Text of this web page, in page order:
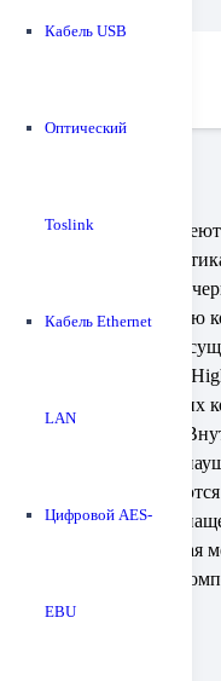
Кабель USB
Оптический
Toslink
Кабель Ethernet
LAN
Цифровой AES-
EBU
HP-NHR11K имеют
металла,
быть красной или
13 мм. Особенностью
поля и
получило название
показателем для
фазоинвертором.
дальше от корпуса
NHR11K
HP-NHR11K
25 Ом данная
музыкальных